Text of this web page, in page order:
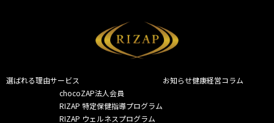
選ばれる理由サービス
chocoZAP法人会員
RIZAP 特定保健指導プログラム
RIZAP ウェルネスプログラム
お知らせ健康経営コラム